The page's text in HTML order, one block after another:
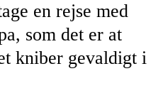
en rejse med
som det er at
kniber gevaldigt i